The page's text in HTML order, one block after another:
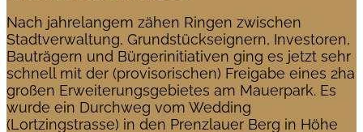
Nach jahrelangem zähen Ringen zwischen
Stadtverwaltung, Grundstückseignern, Investoren,
Bauträgern und Bürgerinitiativen ging es jetzt sehr
schnell mit der (provisorischen) Freigabe eines 2ha
großen Erweiterungsgebietes am Mauerpark. Es
wurde ein Durchweg vom Wedding
(Lortzingstrasse) in den Prenzlauer Berg in Höhe